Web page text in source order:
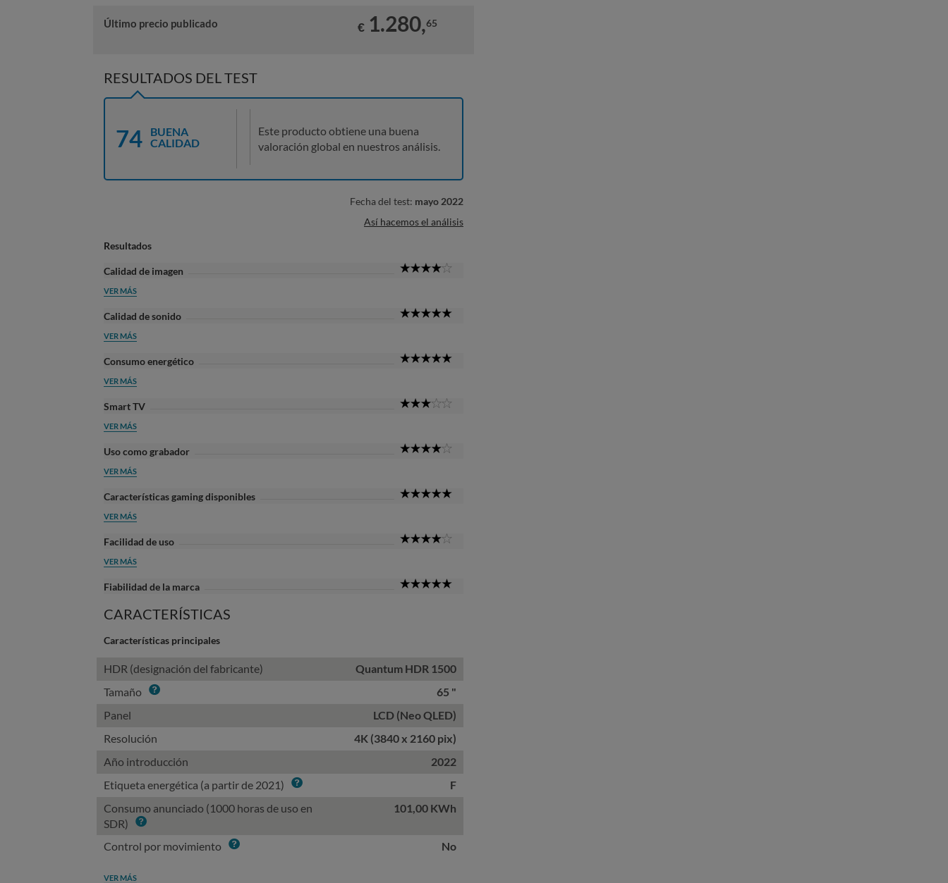
Último precio publicado € 1.280,65
RESULTADOS DEL TEST
74
BUENA
CALIDAD
Este producto obtiene una buena
valoración global en nuestros análisis.
Fecha del test: mayo 2022
Así hacemos el análisis
Resultados
Calidad de imagen
VER MÁS
Calidad de sonido
VER MÁS
Consumo energético
VER MÁS
Smart TV
VER MÁS
Uso como grabador
VER MÁS
Características gaming disponibles
VER MÁS
Facilidad de uso
VER MÁS
Fiabilidad de la marca
CARACTERÍSTICAS
Características principales
HDR (designación del fabricante)
Quantum HDR 1500
Tamaño Info
65 "
Panel
LCD (Neo QLED)
Resolución
4K (3840 x 2160 pix)
Año introducción
2022
Etiqueta energética (a partir de 2021) Info
F
Consumo anunciado (1000 horas de uso en
SDR) Info
101,00 KWh
Control por movimiento Info No
VER MÁS